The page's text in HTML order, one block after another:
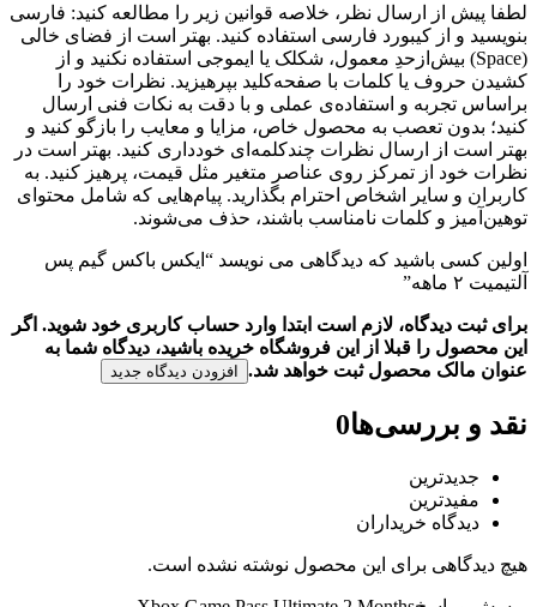
لطفا پیش از ارسال نظر، خلاصه قوانین زیر را مطالعه کنید: فارسی
بنویسید و از کیبورد فارسی استفاده کنید. بهتر است از فضای خالی
(Space) بیش‌از‌حدِ معمول، شکلک یا ایموجی استفاده نکنید و از
کشیدن حروف یا کلمات با صفحه‌کلید بپرهیزید. نظرات خود را
براساس تجربه و استفاده‌ی عملی و با دقت به نکات فنی ارسال
کنید؛ بدون تعصب به محصول خاص، مزایا و معایب را بازگو کنید و
بهتر است از ارسال نظرات چندکلمه‌‌ای خودداری کنید. بهتر است در
نظرات خود از تمرکز روی عناصر متغیر مثل قیمت، پرهیز کنید. به
کاربران و سایر اشخاص احترام بگذارید. پیام‌هایی که شامل محتوای
توهین‌آمیز و کلمات نامناسب باشند، حذف می‌شوند.
اولین کسی باشید که دیدگاهی می نویسد “ایکس باکس گیم پس
آلتیمیت ۲ ماهه”
برای ثبت دیدگاه، لازم است ابتدا وارد حساب کاربری خود شوید. اگر
این محصول را قبلا از این فروشگاه خریده باشید، دیدگاه شما به
عنوان مالک محصول ثبت خواهد شد.
افزودن دیدگاه جدید
نقد و بررسی‌ها0
جدیدترین
مفیدترین
دیدگاه خریداران
هیچ دیدگاهی برای این محصول نوشته نشده است.